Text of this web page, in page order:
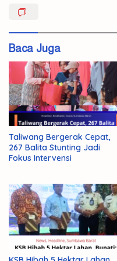
Direktur
Kades
Korupsi
NTB
Barometer
Terjerat
Baca Juga
Taliwang Bergerak Cepat,
267 Balita Stunting Jadi
Fokus Intervensi